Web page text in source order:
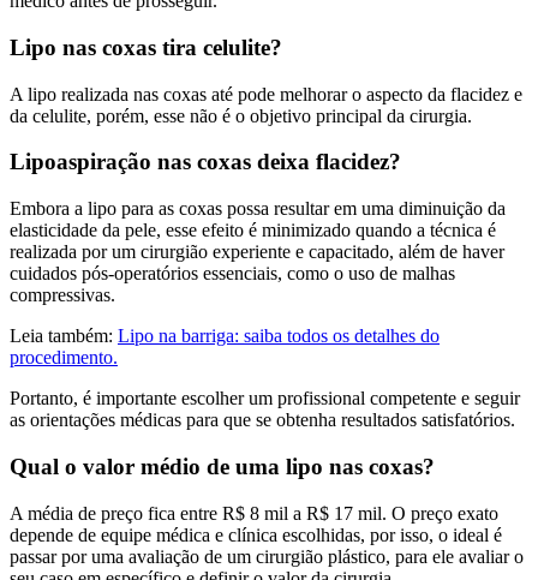
Lipo nas coxas tira celulite?
A lipo realizada nas coxas até pode melhorar o aspecto da flacidez e
da celulite, porém, esse não é o objetivo principal da cirurgia.
Lipoaspiração nas coxas deixa flacidez?
Embora a lipo para as coxas possa resultar em uma diminuição da
elasticidade da pele, esse efeito é minimizado quando a técnica é
realizada por um cirurgião experiente e capacitado, além de haver
cuidados pós-operatórios essenciais, como o uso de malhas
compressivas.
Leia também: Lipo na barriga: saiba todos os detalhes do
procedimento.
Portanto, é importante escolher um profissional competente e seguir
as orientações médicas para que se obtenha resultados satisfatórios.
Qual o valor médio de uma lipo nas coxas?
A média de preço fica entre R$ 8 mil a R$ 17 mil. O preço exato
depende de equipe médica e clínica escolhidas, por isso, o ideal é
passar por uma avaliação de um cirurgião plástico, para ele avaliar o